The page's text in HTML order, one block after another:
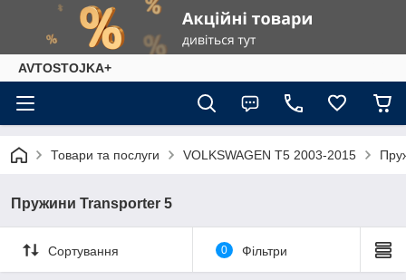
AVTOSTOJKA+
Товари та послуги VOLKSWAGEN T5 2003-2015
Пружини Transporter 5
Сортування 0 Фільтри